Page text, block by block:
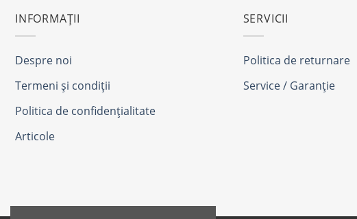
INFORMAȚII
Despre noi
Termeni și condiții
Politica de confidențialitate
Articole
SERVICII
Politica de returnare
Service / Garanție